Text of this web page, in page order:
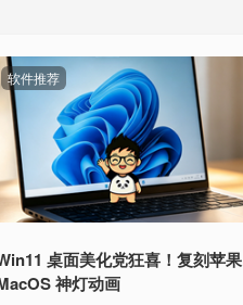
软件推荐
桌面美化党狂喜！复刻苹果
神灯动画